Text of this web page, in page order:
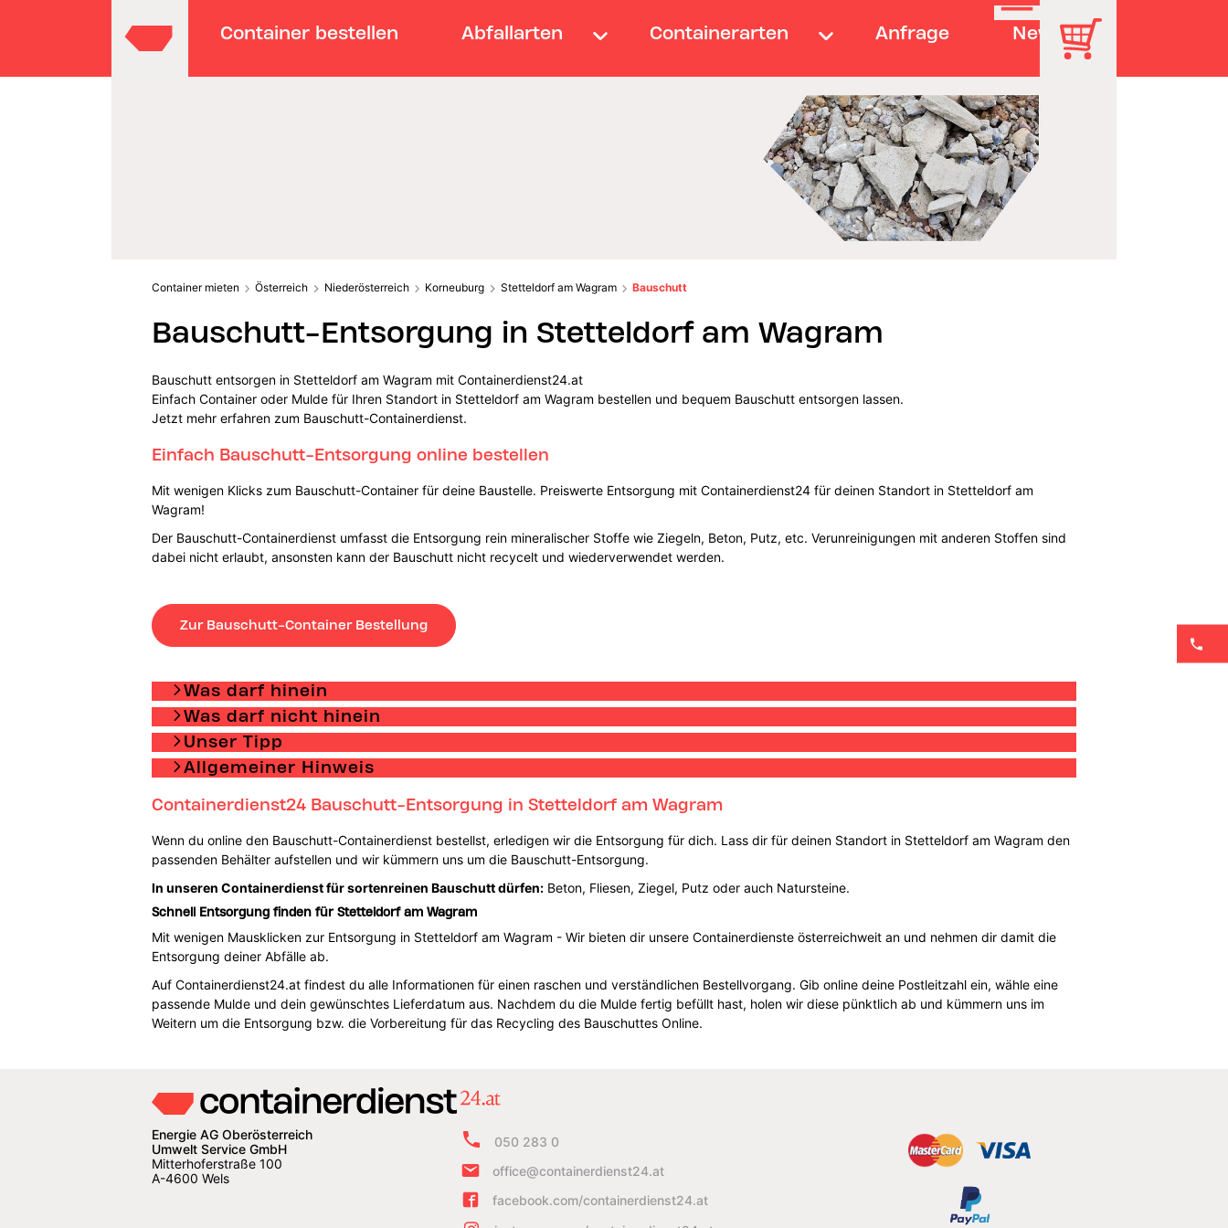
Container bestellen Abfallarten Containerarten Anfrage News
Container mieten Österreich Niederösterreich Korneuburg Stetteldorf am Wagram Bauschutt
Bauschutt-Entsorgung in Stetteldorf am Wagram
Bauschutt entsorgen in Stetteldorf am Wagram mit Containerdienst24.at
Einfach Container oder Mulde für Ihren Standort in Stetteldorf am Wagram bestellen und bequem Bauschutt entsorgen lassen.
Jetzt mehr erfahren zum Bauschutt-Containerdienst.
Einfach Bauschutt-Entsorgung online bestellen
Mit wenigen Klicks zum Bauschutt-Container für deine Baustelle. Preiswerte Entsorgung mit Containerdienst24 für deinen Standort in Stetteldorf am
Wagram!
Der Bauschutt-Containerdienst umfasst die Entsorgung rein mineralischer Stoffe wie Ziegeln, Beton, Putz, etc. Verunreinigungen mit anderen Stoffen sind
dabei nicht erlaubt, ansonsten kann der Bauschutt nicht recycelt und wiederverwendet werden.
Zur Bauschutt-Container Bestellung
Was darf hinein
Was darf nicht hinein
Unser Tipp
Allgemeiner Hinweis
Containerdienst24 Bauschutt-Entsorgung in Stetteldorf am Wagram
Wenn du online den Bauschutt-Containerdienst bestellst, erledigen wir die Entsorgung für dich. Lass dir für deinen Standort in Stetteldorf am Wagram den
passenden Behälter aufstellen und wir kümmern uns um die Bauschutt-Entsorgung.
In unseren Containerdienst für sortenreinen Bauschutt dürfen:Beton, Fliesen, Ziegel, Putz oder auch Natursteine.
Schnell Entsorgung finden für Stetteldorf am Wagram
Mit wenigen Mausklicken zur Entsorgung in Stetteldorf am Wagram - Wir bieten dir unsere Containerdienste österreichweit an und nehmen dir damit die
Entsorgung deiner Abfälle ab.
Auf Containerdienst24.at findest du alle Informationen für einen raschen und verständlichen Bestellvorgang. Gib online deine Postleitzahl ein, wähle eine
passende Mulde und dein gewünschtes Lieferdatum aus. Nachdem du die Mulde fertig befüllt hast, holen wir diese pünktlich ab und kümmern uns im
Weitern um die Entsorgung bzw. die Vorbereitung für das Recycling des Bauschuttes Online.
Energie AG Oberösterreich
Umwelt Service GmbH
Mitterhoferstraße 100
A-4600 Wels
050 283 0
office@containerdienst24.at
facebook.com/containerdienst24.at